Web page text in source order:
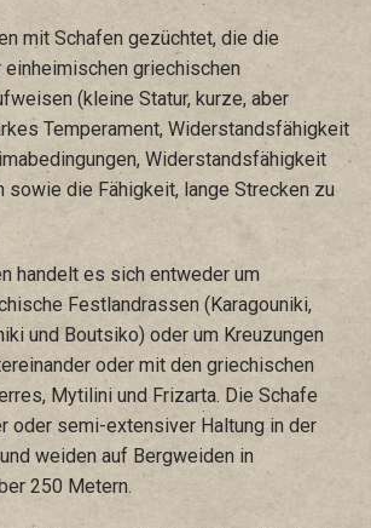
mit Schafen gezüchtet, die die
einheimischen griechischen
(kleine Statur, kurze, aber
Temperament, Widerstandsfähigkeit
Widerstandsfähigkeit
sowie die Fähigkeit, lange Strecken zu
handelt es sich entweder um
Festlandrassen (Karagouniki,
und Boutsiko) oder um Kreuzungen
oder mit den griechischen
Mytilini und Frizarta. Die Schafe
oder semi-extensiver Haltung in der
weiden auf Bergweiden in
250 Metern.